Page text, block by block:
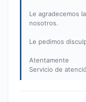
Le agradecemos
nosotros.
Le pedimos
Atentamente
Servicio de